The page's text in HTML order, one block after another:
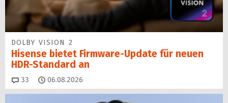
DOLBY VISION 2
Hisense bietet Firmware-Update für neuen
HDR-Standard an
33 Kommentare
06.08.2026